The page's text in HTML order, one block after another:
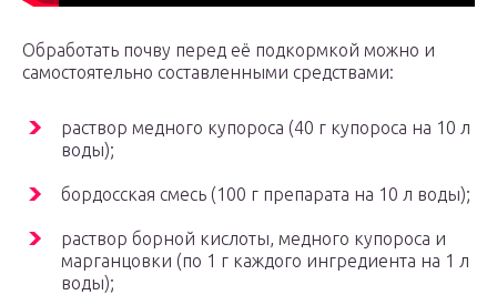
Обработать почву перед её подкормкой можно и
самостоятельно составленными средствами:
раствор медного купороса (40 г купороса на 10 л
воды);
бордосская смесь (100 г препарата на 10 л воды);
раствор борной кислоты, медного купороса и
марганцовки (по 1 г каждого ингредиента на 1 л
воды);